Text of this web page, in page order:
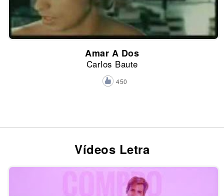
Amar A Dos
Carlos Baute
450
Vídeos Letra